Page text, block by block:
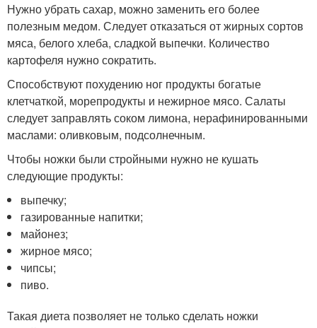
Нужно убрать сахар, можно заменить его более
полезным медом. Следует отказаться от жирных сортов
мяса, белого хлеба, сладкой выпечки. Количество
картофеля нужно сократить.
Способствуют похудению ног продукты богатые
клетчаткой, морепродукты и нежирное мясо. Салаты
следует заправлять соком лимона, нерафинированными
маслами: оливковым, подсолнечным.
Чтобы ножки были стройными нужно не кушать
следующие продукты:
выпечку;
газированные напитки;
майонез;
жирное мясо;
чипсы;
пиво.
Такая диета позволяет не только сделать ножки